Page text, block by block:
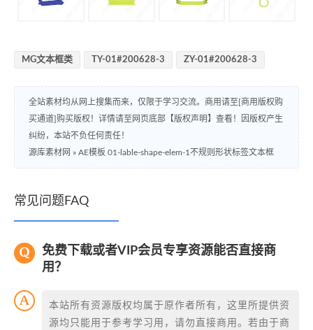
MG文本框类 TY-01#200628-3 ZY-01#200628-3
全站素材均从网上搜集而来，仅限于学习交流。商用请至[商用版权购
买通道]购买版权！详情请至网页底部【版权声明】查看！因版权产生
纠纷，本站不负任何责任！
源库素材网 » AE模板 01-lable-shape-elem-1不规则形状标签文本框
常见问题FAQ
免费下载或者VIP会员专享资源能否直接商
用？
本站所有资源版权均属于原作者所有，这里所提供资
源均只能用于参考学习用，请勿直接商用。若由于商